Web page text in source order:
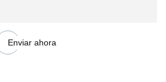
Enviar ahora